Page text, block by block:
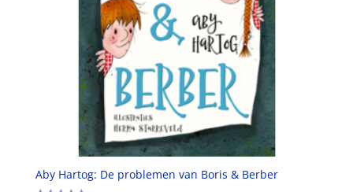
Aby Hartog: De problemen van Boris & Berber